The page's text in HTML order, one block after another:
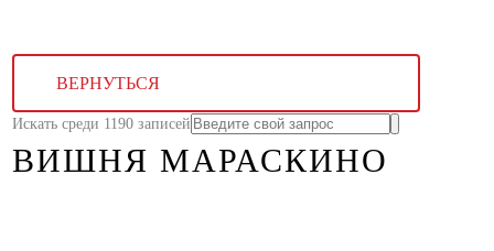
ВЕРНУТЬСЯ
Искать среди 1190 записей
ВИШНЯ МАРАСКИНО